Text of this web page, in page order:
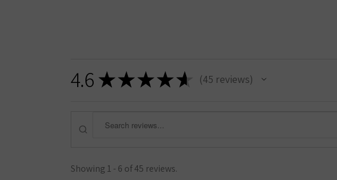
4.6 ★★★★★ 45 reviews
45
Showing 1 - 6 of 45 reviews.